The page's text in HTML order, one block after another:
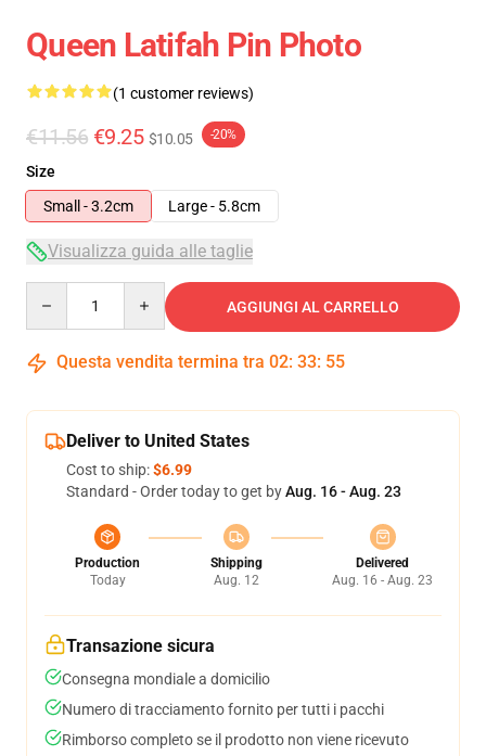
Queen Latifah Pin Photo
(1 customer reviews)
€11.56 €9.25 $10.05 -20%
Size
Small - 3.2cm
Large - 5.8cm
Visualizza guida alle taglie
AGGIUNGI AL CARRELLO
Questa vendita termina tra 02: 33: 55
Deliver to United States
Cost to ship:$6.99
Standard - Order today to get byAug. 16 - Aug. 23
Production
Today
Shipping
Aug. 12
Delivered
Aug. 16 - Aug. 23
Transazione sicura
Consegna mondiale a domicilio
Numero di tracciamento fornito per tutti i pacchi
Rimborso completo se il prodotto non viene ricevuto